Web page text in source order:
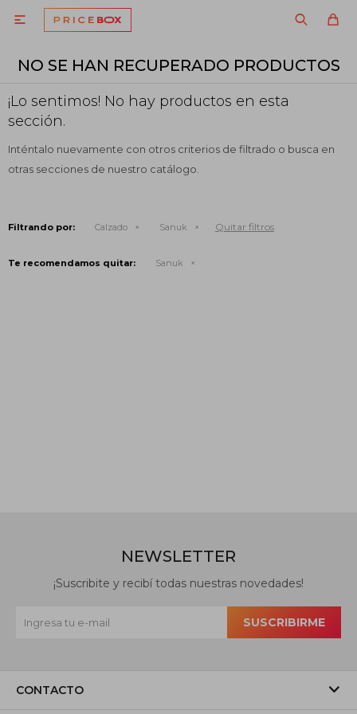

NO SE HAN RECUPERADO PRODUCTOS
¡Lo sentimos! No hay productos en esta
sección.
Inténtalo nuevamente con otros criterios de filtrado o busca en
otras secciones de nuestro catálogo.
Filtrando por: Calzado Sanuk Quitar filtros
Te recomendamos quitar: Sanuk
CONTACTO
NEWSLETTER
¡Suscribite y recibí todas nuestras novedades!
SUSCRIBIRME